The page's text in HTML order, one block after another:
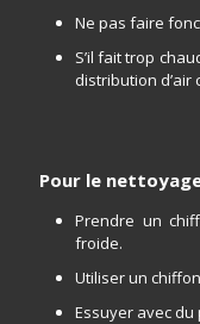
Ne pas faire
S’il fait trop
distribution d’air
Pour le
Prendre un
froide.
Utiliser un
Essuyer avec